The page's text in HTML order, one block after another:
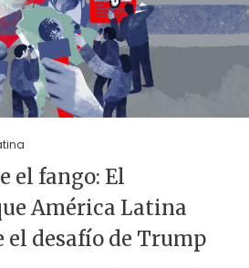
el fango: El
América Latina
el desafío de Trump